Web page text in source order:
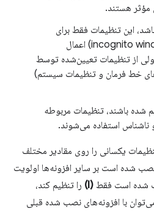
مؤثر هستند.
این تنظیمات فقط برای
پنجره‌های ناشناس (incognito window) اعمال
از تنظیمات تعیین‌شده توسط
خط فرمان و تنظیمات سیستم)
شده باشند، تنظیمات مربوطه
ناشناس استفاده می‌شوند.
یکسانی را روی مقادیر مختلف
نصب شده است بر سایر افزونه‌ها اولویت
شده است فقط (I)
را تنظیم کند،
با افزونه‌های نصب شده قبلی